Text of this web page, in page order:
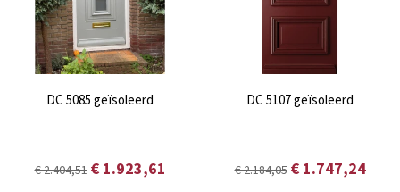
DC 5085 geïsoleerd
€ 2.404,51 € 1.923,61
DC 5107 geïsoleerd
€ 2.184,05 € 1.747,24